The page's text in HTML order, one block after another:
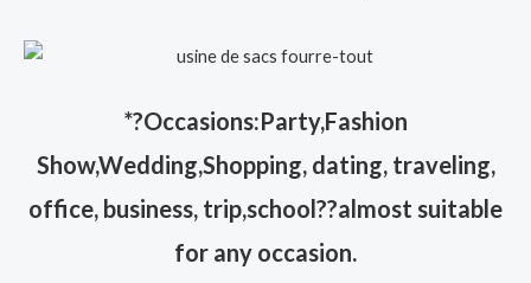
*?Occasions:Party,Fashion
Show,Wedding,Shopping, dating, traveling,
office, business, trip,school??almost suitable
for any occasion.